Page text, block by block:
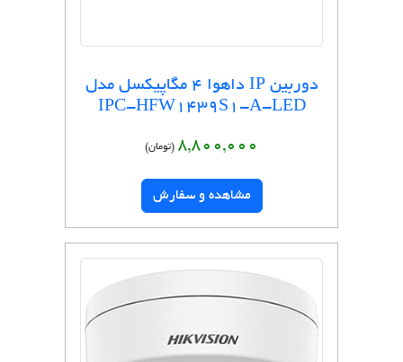
دوربین IP داهوا 4 مگاپیکسل مدل
IPC-HFW1439S1-A-LED
8,800,000 (تومان)
مشاهده و سفارش